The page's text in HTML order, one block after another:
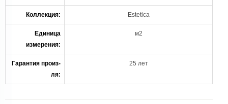
Коллекция: Estetica
Единица
измерения:
м2
Гарантия произ-
ля:
25 лет